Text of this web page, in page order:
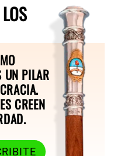
UN PILAR
CREEN